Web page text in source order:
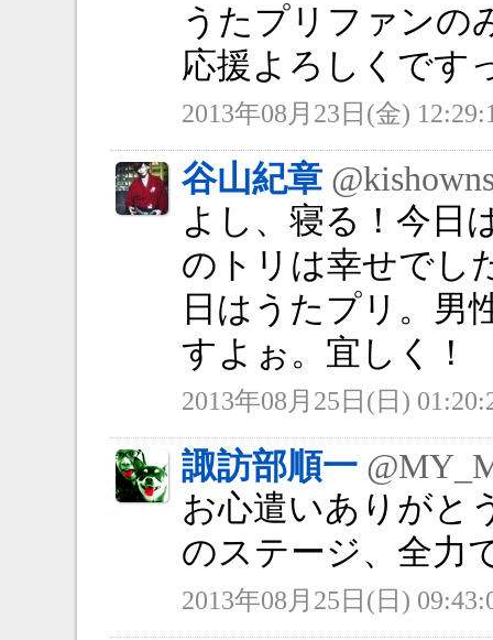
うたプリファンの
応援よろしくです
2013年08月23日(金)
谷山紀章
よし、寝る！今日
のトリは幸せでし
日はうたプリ。男
すよぉ。宜しく！
2013年08月25日(日)
諏訪部順一
お心遣いありがと
のステージ、全力
2013年08月25日(日)